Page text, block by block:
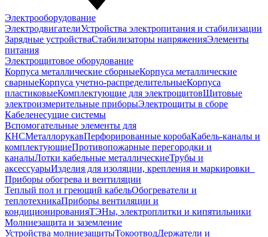
Электрооборудование
ЭлектродвигателиУстройства электропитания и стабилизации
Зарядные устройстваСтабилизаторы напряженияЭлементы
питания
Электрощитовое оборудование
Корпуса металлические сборныеКорпуса металлические
сварныеКорпуса учетно-распределительныеКорпуса
пластиковыеКомплектующие для электрощитовЩитовые
электроизмерительные приборыЭлектрощиты в сборе
Кабеленесущие системы
Вспомогательные элементы для
КНСМеталлорукавПерфорированные коробаКабель-каналы и
комплектующиеПротивопожарные перегородки и
каналыЛотки кабельные металлическиеТрубы и
аксессуарыИзделия для изоляции, крепления и маркировки
Приборы обогрева и вентиляции
Теплый пол и греющий кабельОбогреватели и
теплотехникаПриборы вентиляции и
кондиционированияТЭНы, электроплитки и кипятильники
Молниезащита и заземление
Устройства молниезащитыТокоотводДержатели и